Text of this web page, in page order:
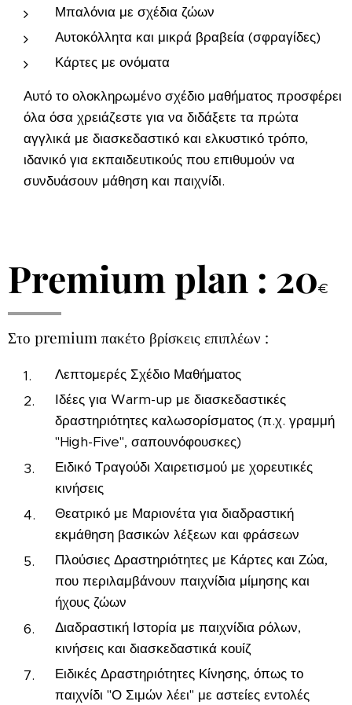
Μπαλόνια με σχέδια ζώων
Αυτοκόλλητα και μικρά βραβεία (σφραγίδες)
Κάρτες με ονόματα
Αυτό το ολοκληρωμένο σχέδιο μαθήματος προσφέρει
όλα όσα χρειάζεστε για να διδάξετε τα πρώτα
αγγλικά με διασκεδαστικό και ελκυστικό τρόπο,
ιδανικό για εκπαιδευτικούς που επιθυμούν να
συνδυάσουν μάθηση και παιχνίδι.
Premium plan : 20€
Στο premium πακέτο βρίσκεις επιπλέων :
Λεπτομερές Σχέδιο Μαθήματος
Ιδέες για Warm-up με διασκεδαστικές
δραστηριότητες καλωσορίσματος (π.χ. γραμμή
"High-Five", σαπουνόφουσκες)
Ειδικό Τραγούδι Χαιρετισμού με χορευτικές
κινήσεις
Θεατρικό με Μαριονέτα για διαδραστική
εκμάθηση βασικών λέξεων και φράσεων
Πλούσιες Δραστηριότητες με Κάρτες και Ζώα,
που περιλαμβάνουν παιχνίδια μίμησης και
ήχους ζώων
Διαδραστική Ιστορία με παιχνίδια ρόλων,
κινήσεις και διασκεδαστικά κουίζ
Ειδικές Δραστηριότητες Κίνησης, όπως το
παιχνίδι "Ο Σιμών λέει" με αστείες εντολές